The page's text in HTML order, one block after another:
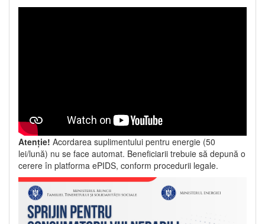
Atenție! Acordarea suplimentului pentru energie (50
lei/lună) nu se face automat. Beneficiarii trebuie să depună o
cerere în platforma ePIDS, conform procedurii legale.